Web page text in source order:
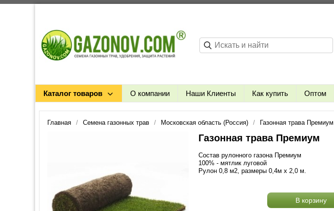
Каталог товаров О компании Наши Клиенты Как купить Оптом
Главная Семена газонных трав Московская область (Россия) Газонная трава Премиум
Газонная трава Премиум
Состав рулонного газона Премиум
100% - мятлик луговой
Рулон 0,8 м2, размеры 0,4м х 2,0 м.
В корзину